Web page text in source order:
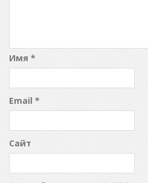
Имя *
Email *
Сайт